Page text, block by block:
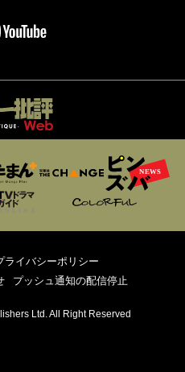
ライバシーポリシー
プッシュ通知の配信停止
Ltd. All Right Reserved